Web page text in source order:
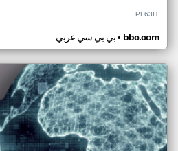
PF63IT
بي بي سي عربي• bbc.com